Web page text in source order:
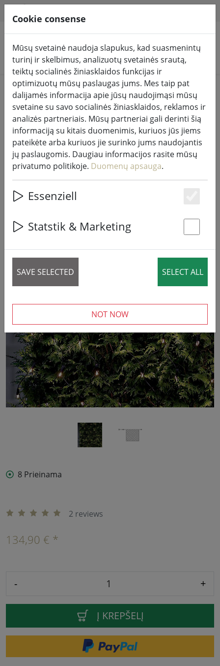
Ieškoti produktų
Home Pasakų žibintai ir apšvietimas Pasakų žibintai
"Sirius Tech-Line" šviesos tinklo
pradinis rinkinys 196 LED šiltai
balta 3 x 3 m lauko 230V juoda
8 Prieinama
2 reviews
134,90 € *
- +
Į KREPŠELĮ
Cookie consense
Mūsų svetainė naudoja slapukus, kad suasmenintų
turinį ir skelbimus, analizuotų svetainės srautą,
teiktų socialinės žiniasklaidos funkcijas ir
optimizuotų mūsų paslaugas jums. Mes taip pat
dalijamės informacija apie jūsų naudojimąsi mūsų
svetaine su savo socialinės žiniasklaidos, reklamos ir
analizės partneriais. Mūsų partneriai gali derinti šią
informaciją su kitais duomenimis, kuriuos jūs jiems
pateikėte arba kuriuos jie surinko jums naudojantis
jų paslaugomis. Daugiau informacijos rasite mūsų
privatumo politikoje. Duomenų apsauga.
Essenziell
Statstik & Marketing
SAVE SELECTED SELECT ALL
NOT NOW